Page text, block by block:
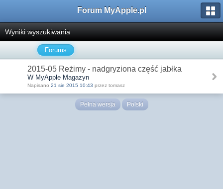
Forum MyApple.pl
Wyniki wyszukiwania
Forums
2015-05 Reżimy - nadgryziona część jabłka
W MyApple Magazyn
Napisano 21 sie 2015 10:43 przez tomasz
Pełna wersja Polski